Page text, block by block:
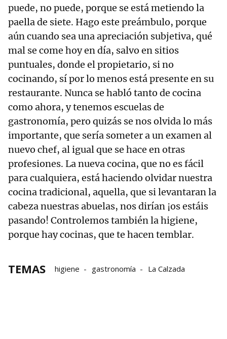
puede, no puede, porque se está metiendo la
paella de siete. Hago este preámbulo, porque
aún cuando sea una apreciación subjetiva, qué
mal se come hoy en día, salvo en sitios
puntuales, donde el propietario, si no
cocinando, sí por lo menos está presente en su
restaurante. Nunca se habló tanto de cocina
como ahora, y tenemos escuelas de
gastronomía, pero quizás se nos olvida lo más
importante, que sería someter a un examen al
nuevo chef, al igual que se hace en otras
profesiones. La nueva cocina, que no es fácil
para cualquiera, está haciendo olvidar nuestra
cocina tradicional, aquella, que si levantaran la
cabeza nuestras abuelas, nos dirían ¡os estáis
pasando! Controlemos también la higiene,
porque hay cocinas, que te hacen temblar.
TEMAS higiene gastronomía La Calzada